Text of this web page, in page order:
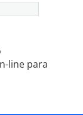
line para